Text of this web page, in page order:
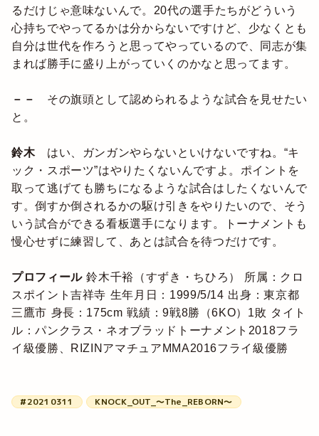
るだけじゃ意味ないんで。20代の選手たちがどういう
心持ちでやってるかは分からないですけど、少なくとも
自分は世代を作ろうと思ってやっているので、同志が集
まれば勝手に盛り上がっていくのかなと思ってます。
－－ その旗頭として認められるような試合を見せたい
と。
鈴木はい、ガンガンやらないといけないですね。“キ
ック・スポーツ”はやりたくないんですよ。ポイントを
取って逃げても勝ちになるような試合はしたくないんで
す。倒すか倒されるかの駆け引きをやりたいので、そう
いう試合ができる看板選手になります。トーナメントも
慢心せずに練習して、あとは試合を待つだけです。
プロフィール 鈴木千裕（すずき・ちひろ）
所属：クロ
スポイント吉祥寺 生年月日：1999/5/14 出身：東京都
三鷹市 身長：175cm 戦績：9戦8勝（6KO）1敗 タイト
ル：パンクラス・ネオブラッドトーナメント2018フラ
イ級優勝、RIZINアマチュアMMA2016フライ級優勝
#20210311 KNOCK_OUT_～The_REBORN～